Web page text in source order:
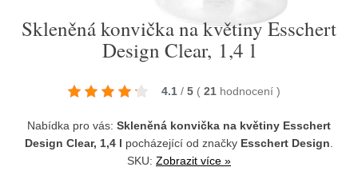
Skleněná konvička na květiny Esschert
Design Clear, 1,4 l
4.1 / 5 ( 21 hodnocení )
Nabídka pro vás: Skleněná konvička na květiny Esschert
Design Clear, 1,4 l pocházející od značky Esschert Design
SKU: Zobrazit více »